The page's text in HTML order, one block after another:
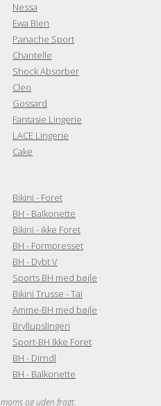
Nessa
Ewa Bien
Panache Sport
Chantelle
Shock Absorber
Cleo
Gossard
Fantasie Lingerie
LACE Lingerie
Cake
Bikini - Foret
BH - Balkonette
Bikini - ikke Foret
BH - Formpresset
BH - Dybt V
Sports BH med bøjle
Bikini Trusse - Tai
Amme-BH med bøjle
Bryllupslingeri
Sport-BH Ikke Foret
BH - Dirndl
BH - Balkonette
og uden fragt.